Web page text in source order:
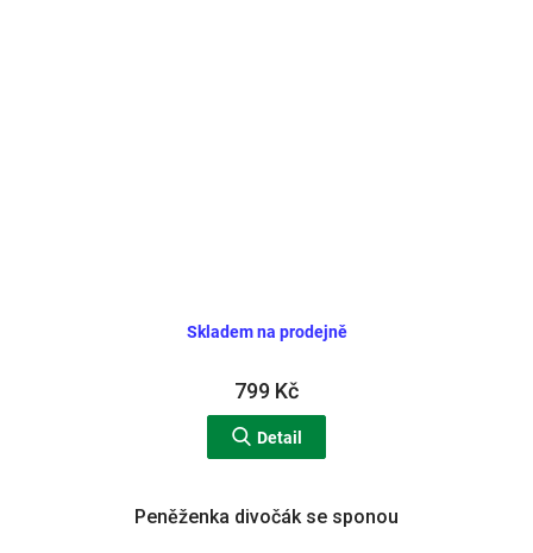
Skladem na prodejně
799 Kč
Detail
Peněženka divočák se sponou